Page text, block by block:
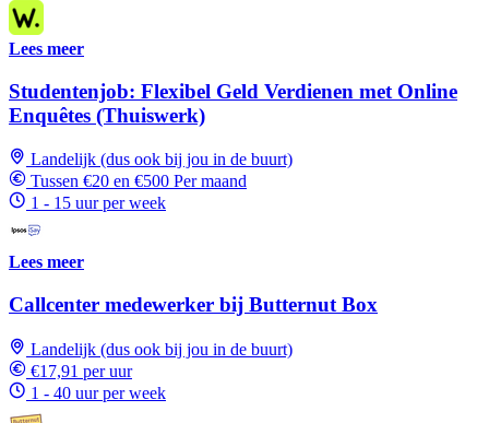
Lees meer
Studentenjob: Flexibel Geld Verdienen met Online
Enquêtes (Thuiswerk)
Landelijk (dus ook bij jou in de buurt)
Tussen €20 en €500 Per maand
1 - 15 uur per week
Lees meer
Callcenter medewerker bij Butternut Box
Landelijk (dus ook bij jou in de buurt)
€17,91 per uur
1 - 40 uur per week